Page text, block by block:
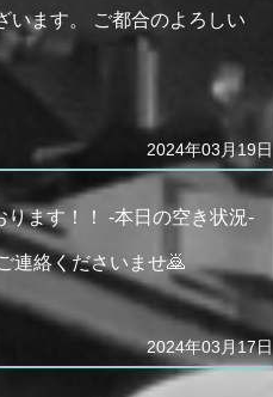
ます。 ご都合のよろしい
2024年03月19日
ます！！ -本日の空き状況-
連絡くださいませ🙇
2024年03月17日